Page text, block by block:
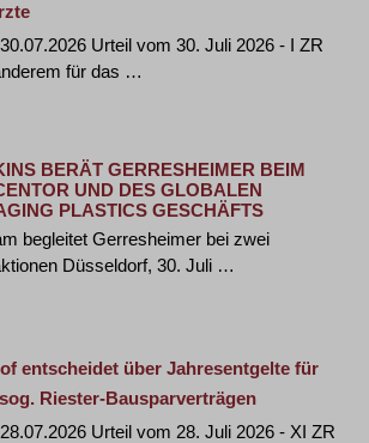
Urteil vom 30. Juli 2026 - I ZR
für das …
BERÄT GERRESHEIMER BEIM
UND DES GLOBALEN
PLASTICS GESCHÄFTS
begleitet Gerresheimer bei zwei
Düsseldorf, 30. Juli …
entscheidet über Jahresentgelte für
Riester-Bausparverträgen
Urteil vom 28. Juli 2026 - XI ZR